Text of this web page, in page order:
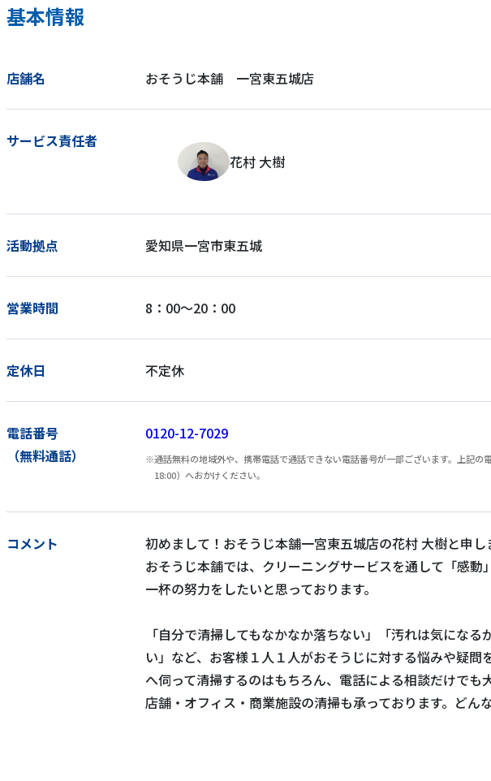
基本情報
店舗名 おそうじ本舗 一宮東五城店
サービス責任者
花村 大樹
活動拠点 愛知県一宮市東五城
営業時間 8：00～20：00
定休日 不定休
電話番号
（無料通話）
0120-12-7029
通話無料の地域外や、携帯電話で通話できない電話番号が一部ございます。上記
18:00）へおかけください。
コメント
初めまして！おそうじ本舗一宮東五城店の花村 大樹と申し
おそうじ本舗では、クリーニングサービスを通して「感
一杯の努力をしたいと思っております。
「自分で清掃してもなかなか落ちない」「汚れは気にな
い」など、お客様１人１人がおそうじに対する悩みや疑
へ伺って清掃するのはもちろん、電話による相談だけでも
店舗・オフィス・商業施設の清掃も承っております。どん